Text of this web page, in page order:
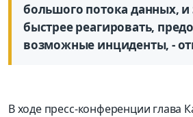
большого потока данных, и
быстрее реагировать,
возможные инциденты, -
В ходе пресс-конференции глава